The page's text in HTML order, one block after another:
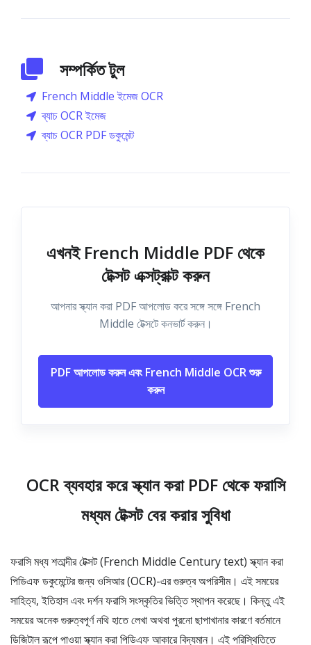
সম্পর্কিত টুল
French Middle ইমেজ OCR
ব্যাচ OCR ইমেজ
ব্যাচ OCR PDF ডকুমেন্ট
এখনই French Middle PDF থেকে
টেক্সট এক্সট্রাক্ট করুন
আপনার স্ক্যান করা PDF আপলোড করে সঙ্গে সঙ্গে French
Middle টেক্সটে কনভার্ট করুন।
PDF আপলোড করুন এবং French Middle OCR শুরু
করুন
OCR ব্যবহার করে স্ক্যান করা PDF থেকে ফরাসি
মধ্যম টেক্সট বের করার সুবিধা
ফরাসি মধ্য শতাব্দীর টেক্সট (French Middle Century text) স্ক্যান করা
পিডিএফ ডকুমেন্টের জন্য ওসিআর (OCR)-এর গুরুত্ব অপরিসীম। এই সময়ের
সাহিত্য, ইতিহাস এবং দর্শন ফরাসি সংস্কৃতির ভিত্তি স্থাপন করেছে। কিন্তু এই
সময়ের অনেক গুরুত্বপূর্ণ নথি হাতে লেখা অথবা পুরনো ছাপাখানার কারণে বর্তমানে
ডিজিটাল রূপে পাওয়া স্ক্যান করা পিডিএফ আকারে বিদ্যমান। এই পরিস্থিতিতে